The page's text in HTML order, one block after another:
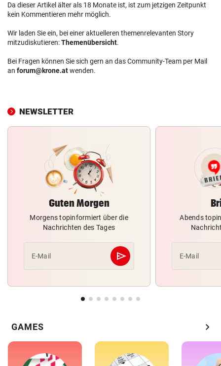
Da dieser Artikel älter als 18 Monate ist, ist zum jetzigen Zeitpunkt
kein Kommentieren mehr möglich.
Wir laden Sie ein, bei einer aktuelleren themenrelevanten Story
mitzudiskutieren:Themenübersicht.
Bei Fragen können Sie sich gern an das Community-Team per Mail
an forum@krone.atwenden.
NEWSLETTER
Guten Morgen
Morgens topinformiert über die
Nachrichten des Tages
E-Mail send
Abschicken
Abends
E-Mail
GAMES chevron_right